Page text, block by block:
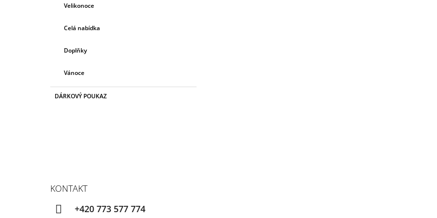
Velikonoce
Celá nabídka
Doplňky
Vánoce
DÁRKOVÝ POUKAZ
KONTAKT
+420 773 577 774